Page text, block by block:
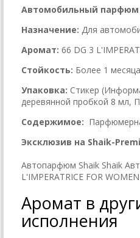
Автомобильный парфюм
Назначение: Для
Аромат: 66 DG 3
Стойкость: Более 1
Упаковка: Стикер
деревянной пробкой 8 мл,
Содержимое:
Эксклюзив на Shaik-
Автопарфюм Shaik Shaik
L'IMPERATRICE FOR
Аромат в
исполнения